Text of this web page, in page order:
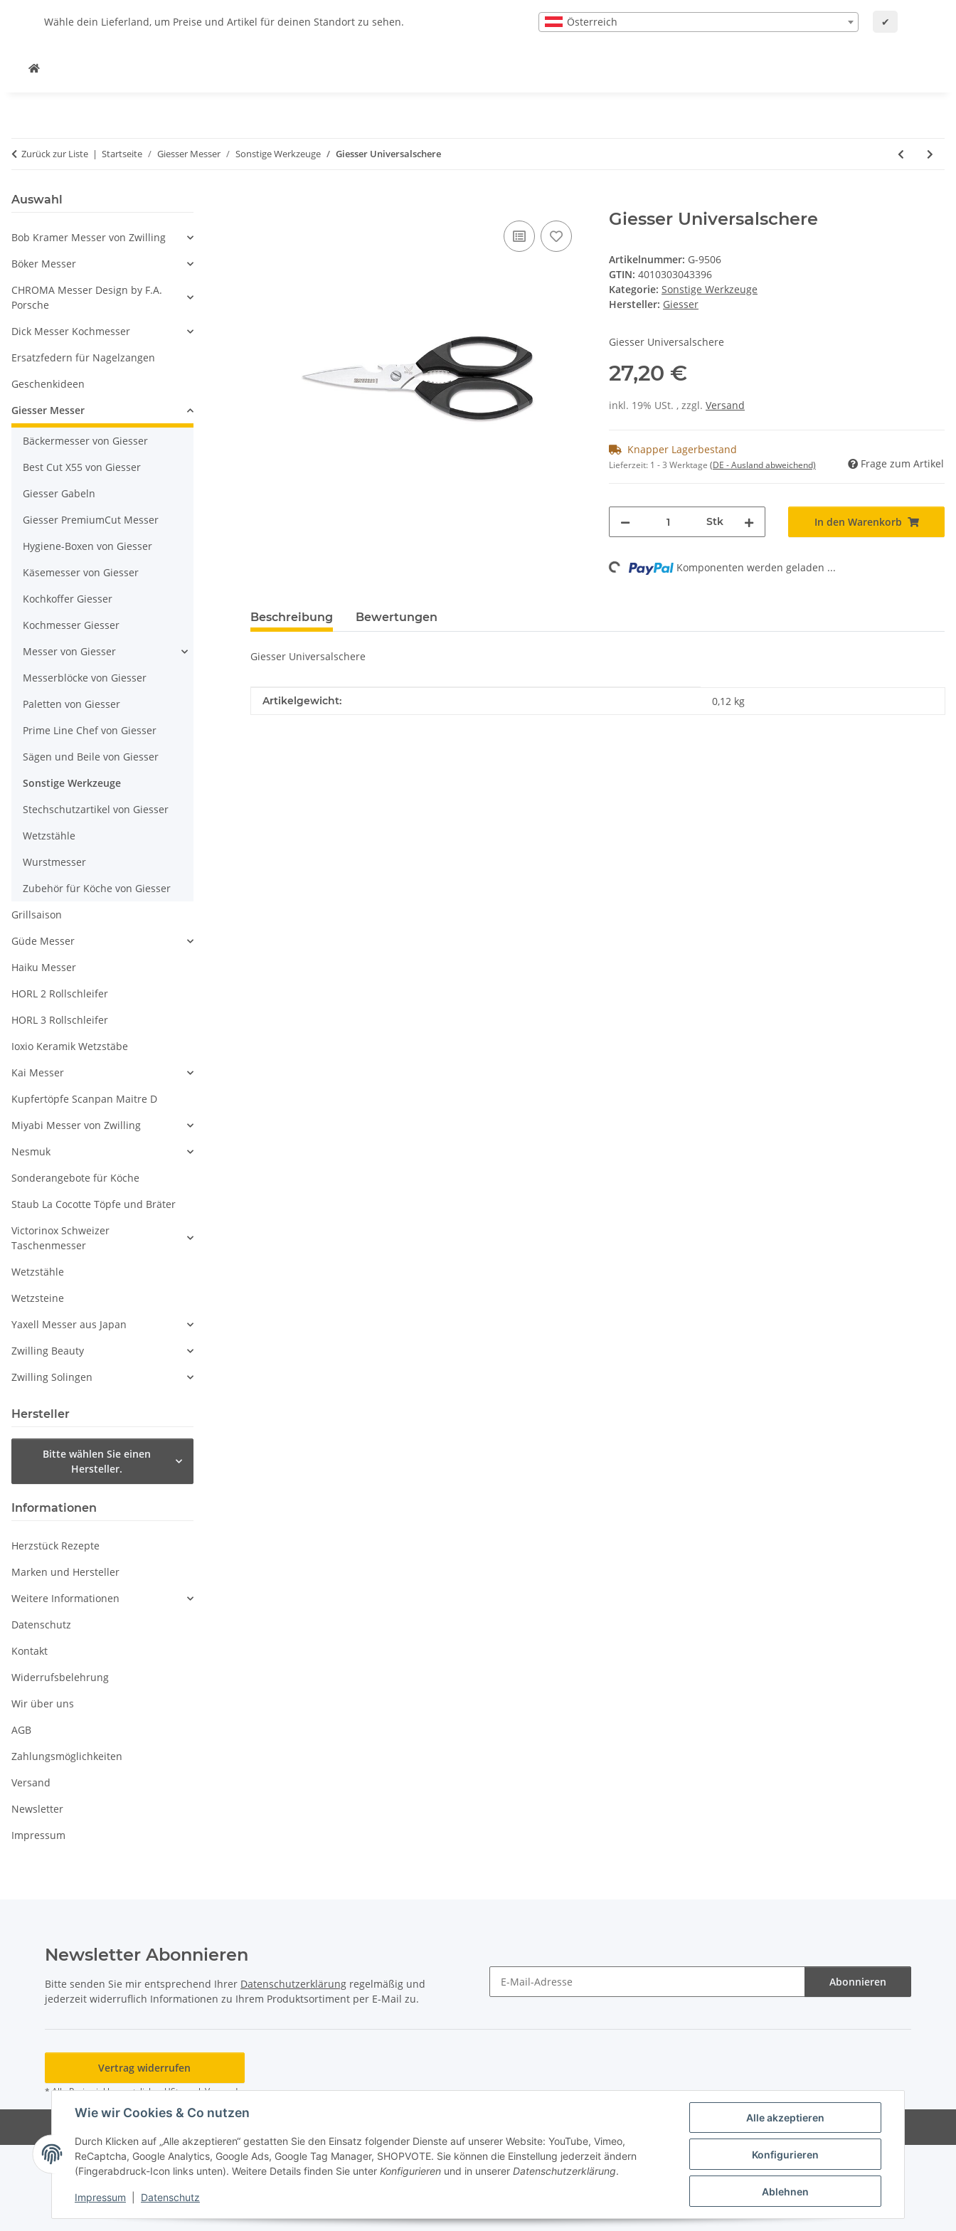
Alle akzeptieren
Konfigurieren
Ablehnen
Wie wir Cookies & Co nutzen
Durch Klicken auf „Alle akzeptieren“ gestatten Sie den Einsatz folgender Dienste auf unserer Website: YouTube, Vimeo,
ReCaptcha, Google Analytics, Google Ads, Google Tag Manager, SHOPVOTE. Sie können die Einstellung jederzeit ändern
(Fingerabdruck-Icon links unten). Weitere Details finden Sie unter Konfigurieren und in unserer Datenschutzerklärung.
Impressum Datenschutz
Wähle dein Lieferland, um Preise und Artikel für deinen Standort zu sehen. Österreich ✔
Zurück zur Liste Startseite Giesser Messer Sonstige Werkzeuge Giesser Universalschere
Giesser Universalschere
Artikelnummer: G-9506
GTIN: 4010303043396
Kategorie: Sonstige Werkzeuge
Hersteller: Giesser
Giesser Universalschere
27,20 €
inkl. 19% USt. , zzgl. Versand
Knapper Lagerbestand
Lieferzeit: 1 - 3 Werktage (DE - Ausland abweichend) Frage zum Artikel
Stk In den Warenkorb
Loading... Komponenten werden geladen ...
Beschreibung Bewertungen
Giesser Universalschere
Produkteigenschaft
Wert
Artikelgewicht: 0,12 kg
Auswahl
Bob Kramer Messer von Zwilling
Böker Messer
CHROMA Messer Design by F.A.
Porsche
Dick Messer Kochmesser
Ersatzfedern für Nagelzangen
Geschenkideen
Giesser Messer
Bäckermesser von Giesser
Best Cut X55 von Giesser
Giesser Gabeln
Giesser PremiumCut Messer
Hygiene-Boxen von Giesser
Käsemesser von Giesser
Kochkoffer Giesser
Kochmesser Giesser
Messer von Giesser
Messerblöcke von Giesser
Paletten von Giesser
Prime Line Chef von Giesser
Sägen und Beile von Giesser
Sonstige Werkzeuge
Stechschutzartikel von Giesser
Wetzstähle
Wurstmesser
Zubehör für Köche von Giesser
Grillsaison
Güde Messer
Haiku Messer
HORL 2 Rollschleifer
HORL 3 Rollschleifer
Ioxio Keramik Wetzstäbe
Kai Messer
Kupfertöpfe Scanpan Maitre D
Miyabi Messer von Zwilling
Nesmuk
Sonderangebote für Köche
Staub La Cocotte Töpfe und Bräter
Victorinox Schweizer
Taschenmesser
Wetzstähle
Wetzsteine
Yaxell Messer aus Japan
Zwilling Beauty
Zwilling Solingen
Hersteller
Bitte wählen Sie einen
Hersteller.
Informationen
Herzstück Rezepte
Marken und Hersteller
Weitere Informationen
Datenschutz
Kontakt
Widerrufsbelehrung
Wir über uns
AGB
Zahlungsmöglichkeiten
Versand
Newsletter
Impressum
Newsletter Abonnieren
Bitte senden Sie mir entsprechend Ihrer Datenschutzerklärung regelmäßig und
jederzeit widerruflich Informationen zu Ihrem Produktsortiment per E-Mail zu.
Abonnieren
Vertrag widerrufen
* Alle Preise inkl. gesetzlicher USt., zzgl.Versand